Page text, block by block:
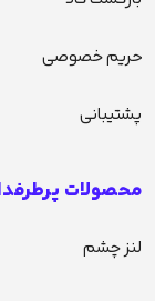
حریم خصوصی
پشتیبانی
محصولات
لنز چشم